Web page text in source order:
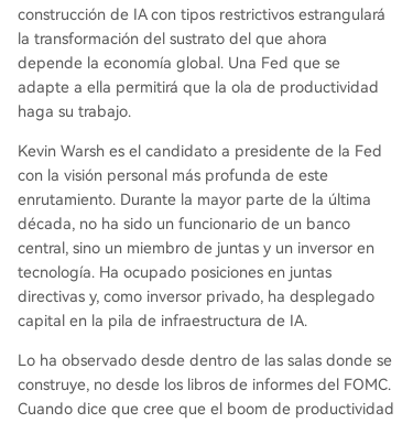
construcción de IA con tipos restrictivos estrangulará
la transformación del sustrato del que ahora
depende la economía global. Una Fed que se
adapte a ella permitirá que la ola de productividad
haga su trabajo.
Kevin Warsh es el candidato a presidente de la Fed
con la visión personal más profunda de este
enrutamiento. Durante la mayor parte de la última
década, no ha sido un funcionario de un banco
central, sino un miembro de juntas y un inversor en
tecnología. Ha ocupado posiciones en juntas
directivas y, como inversor privado, ha desplegado
capital en la pila de infraestructura de IA.
Lo ha observado desde dentro de las salas donde se
construye, no desde los libros de informes del FOMC.
Cuando dice que cree que el boom de productividad